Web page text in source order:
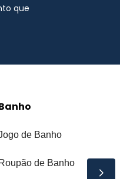
que
de Banho
Roupão de Banho